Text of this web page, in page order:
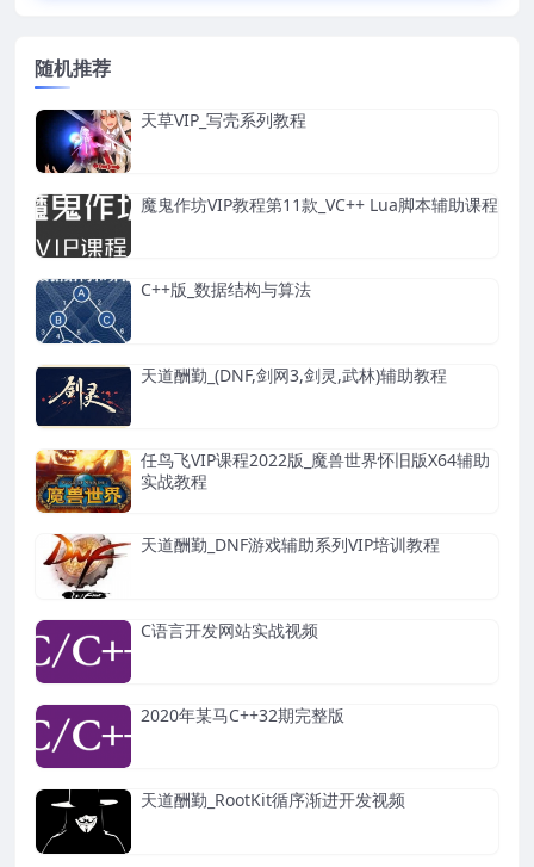
随机推荐
天草VIP_写壳系列教程
魔鬼作坊VIP教程第11款_VC++ Lua脚本辅助课程
C++版_数据结构与算法
天道酬勤_(DNF,剑网3,剑灵,武林)辅助教程
任鸟飞VIP课程2022版_魔兽世界怀旧版X64辅助
实战教程
天道酬勤_DNF游戏辅助系列VIP培训教程
C语言开发网站实战视频
2020年某马C++32期完整版
天道酬勤_RootKit循序渐进开发视频